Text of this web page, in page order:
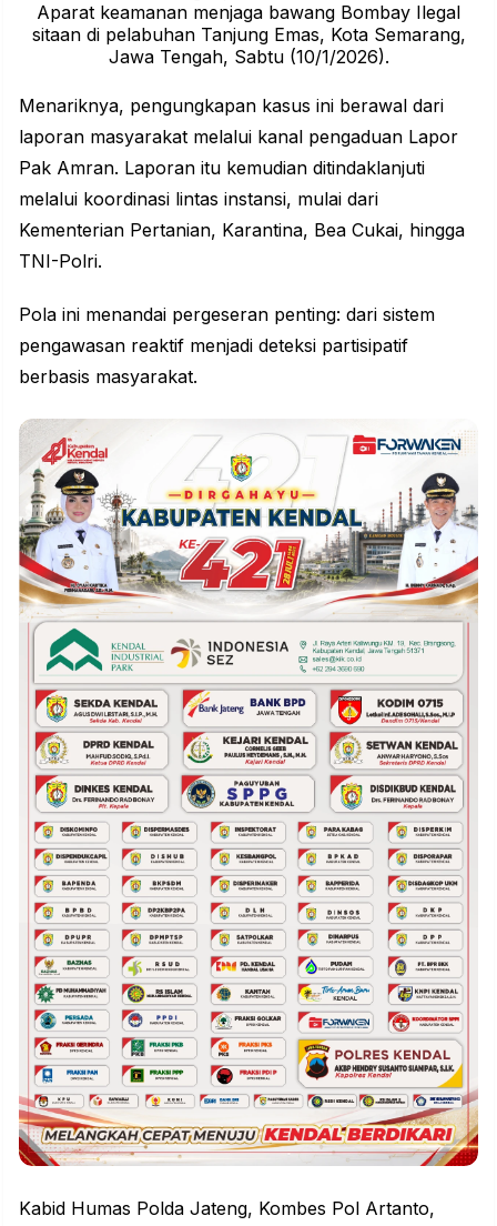
Aparat keamanan menjaga bawang Bombay Ilegal
sitaan di pelabuhan Tanjung Emas, Kota Semarang,
Jawa Tengah, Sabtu (10/1/2026).
Menariknya, pengungkapan kasus ini berawal dari
laporan masyarakat melalui kanal pengaduan Lapor
Pak Amran. Laporan itu kemudian ditindaklanjuti
melalui koordinasi lintas instansi, mulai dari
Kementerian Pertanian, Karantina, Bea Cukai, hingga
TNI-Polri.
Pola ini menandai pergeseran penting: dari sistem
pengawasan reaktif menjadi deteksi partisipatif
berbasis masyarakat.
Kabid Humas Polda Jateng, Kombes Pol Artanto,